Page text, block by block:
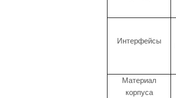
Интерфейсы
Материал
корпуса